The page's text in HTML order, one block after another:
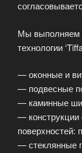
Мы выполняем
технологии
— оконные и
— подвесные
— каминные
—
поверхностей:
— стеклянные